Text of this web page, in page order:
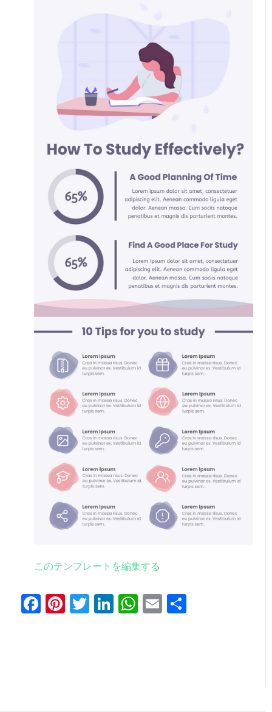
このテンプレートを編集する
Facebook
Pinterest
Twitter
LinkedIn
WhatsApp
Email